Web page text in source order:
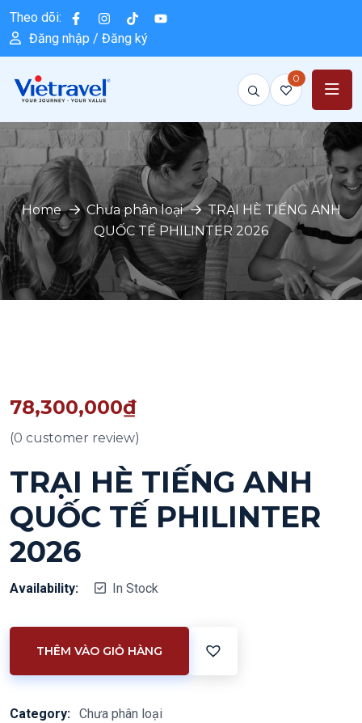
Theo dõi:
Đăng nhập / Đăng ký
0
Home Chưa phân loại
TRẠI HÈ TIẾNG ANH
QUỐC TẾ PHILINTER 2026
78,300,000₫
(0 customer review)
TRẠI HÈ TIẾNG ANH
QUỐC TẾ PHILINTER
2026
Availability: In Stock
THÊM VÀO GIỎ HÀNG
Category: Chưa phân loại